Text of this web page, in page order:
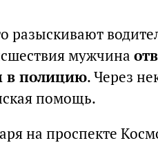
разыскивают
мужчина
в полицию. Через
помощь.
на проспекте